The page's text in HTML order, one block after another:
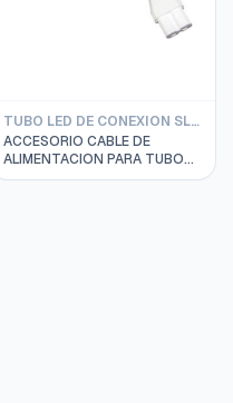
TUBO LED DE CONEXION SLIM BATTEN PHILIPS
ACCESORIO CABLE DE
ALIMENTACION PARA TUBO
LED SLIM BATTEN BN068C